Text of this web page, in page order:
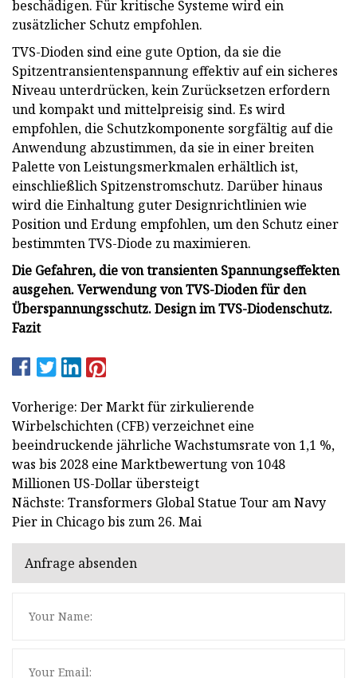
beschädigen. Für kritische Systeme wird ein
zusätzlicher Schutz empfohlen.
TVS-Dioden sind eine gute Option, da sie die
Spitzentransientenspannung effektiv auf ein sicheres
Niveau unterdrücken, kein Zurücksetzen erfordern
und kompakt und mittelpreisig sind. Es wird
empfohlen, die Schutzkomponente sorgfältig auf die
Anwendung abzustimmen, da sie in einer breiten
Palette von Leistungsmerkmalen erhältlich ist,
einschließlich Spitzenstromschutz. Darüber hinaus
wird die Einhaltung guter Designrichtlinien wie
Position und Erdung empfohlen, um den Schutz einer
bestimmten TVS-Diode zu maximieren.
Die Gefahren, die von transienten Spannungseffekten
ausgehen. Verwendung von TVS-Dioden für den
Überspannungsschutz. Design im TVS-Diodenschutz.
Fazit
Vorherige: Der Markt für zirkulierende
Wirbelschichten (CFB) verzeichnet eine
beeindruckende jährliche Wachstumsrate von 1,1 %,
was bis 2028 eine Marktbewertung von 1048
Millionen US-Dollar übersteigt
Nächste: Transformers Global Statue Tour am Navy
Pier in Chicago bis zum 26. Mai
Anfrage absenden